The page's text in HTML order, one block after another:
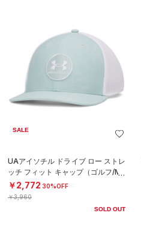
SALE
UAアイソチル ドライブ ロー ストレ
ッチ フィット キャップ（ゴルフ/ME
N）
￥2,772 30%OFF
￥3,960
SOLD OUT